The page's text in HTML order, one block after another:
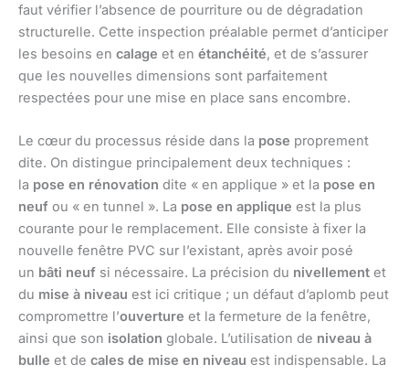
faut vérifier l’absence de pourriture ou de dégradation
structurelle. Cette inspection préalable permet d’anticiper
les besoins en calage et en étanchéité, et de s’assurer
que les nouvelles dimensions sont parfaitement
respectées pour une mise en place sans encombre.
Le cœur du processus réside dans la pose proprement
dite. On distingue principalement deux techniques :
la pose en rénovation dite « en applique » et la pose en
neuf ou « en tunnel ». La pose en applique est la plus
courante pour le remplacement. Elle consiste à fixer la
nouvelle fenêtre PVC sur l’existant, après avoir posé
un bâti neuf si nécessaire. La précision du nivellement et
du mise à niveau est ici critique ; un défaut d’aplomb peut
compromettre l’ouverture et la fermeture de la fenêtre,
ainsi que son isolation globale. L’utilisation de niveau à
bulle et de cales de mise en niveau est indispensable. La